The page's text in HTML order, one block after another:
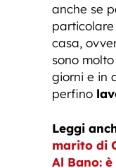
anche se
casa,
sono
giorni e in
perfino
Leggi
marito di
Al Bano: